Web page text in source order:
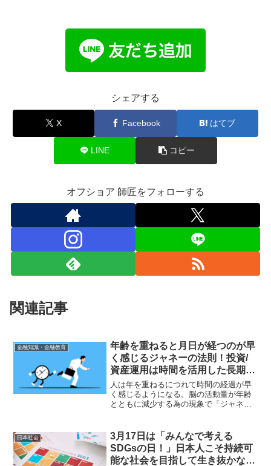
シェアする
X Facebook はてブ
LINE コピー
オフショア 師匠をフォローする
関連記事
金融知識・金融教育
年齢を重ねると月日が経つのが早
く感じるジャネーの法則！投資/
資産運用は時間を活用した長期複
利運用が有効だが満期まであっと
いう間!?
人は年を重ねるにつれて時間の経過が早
く感じるようになる。脳の活動量が年齢
とともに減少する為の現象で「ジャネー
に従えば、長期運用も思った以上に短く
感じるのでは？
日本社会
3月17日は「みんなで考える
SDGsの日！」日本人こそ持続可
能な社会を目指して生き抜かなけ